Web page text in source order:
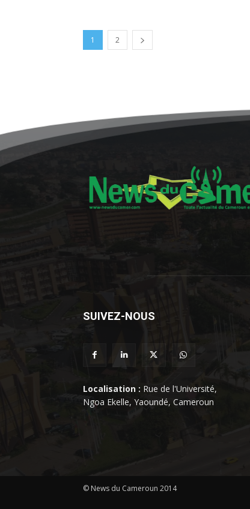
1 2
SUIVEZ-NOUS
Localisation : Rue de l'Université,
Ngoa Ekelle, Yaoundé, Cameroun
© News du Cameroun 2014